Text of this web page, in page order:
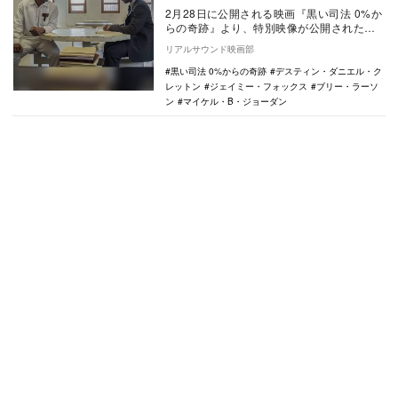
2月28日に公開される映画『黒い司法 0%か
らの奇跡』より、特別映像が公開された。
本作は、冤罪の死刑囚たちのために闘う
弁…
リアルサウンド映画部
黒い司法 0%からの奇跡
デスティン・ダニエル・ク
レットン
ジェイミー・フォックス
ブリー・ラーソ
ン
マイケル・B・ジョーダン